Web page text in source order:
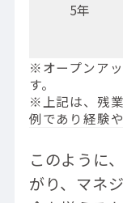
5年
※オープンア
す。
※上記は、残
例であり経験
このように
がり、マネ